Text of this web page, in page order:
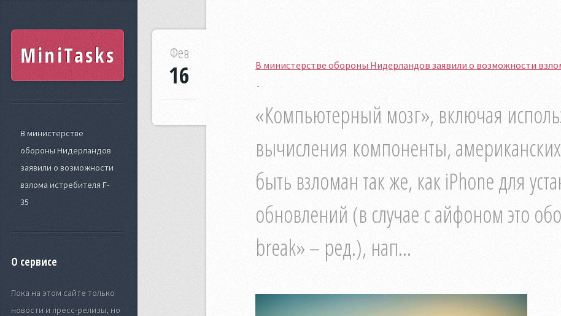
MiniTasks
В министерстве
обороны Нидерландов
заявили о возможности
взлома истребителя F-
35
О сервисе
Пока на этом сайте только
новости и пресс-релизы, но
В министерстве обороны Нидерландов заявили о возможности
«Компьютерный мозг», включая
вычисления компоненты,
быть взломан так же, как iPhone для
обновлений (в случае с айфоном это
break» – ред.), нап...
Фев
16